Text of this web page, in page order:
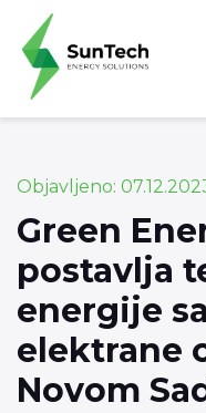
Objavljeno:
Green
postavlja
energije
elektrane
Novom